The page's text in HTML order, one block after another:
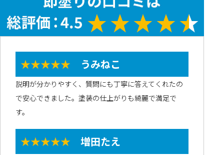
★★★★★ うみねこ
説明が分かりやすく、質問にも丁寧に答えてくれたの
で安心できました。塗装の仕上がりも綺麗で満足で
す。
★★★★★ 増田たえ